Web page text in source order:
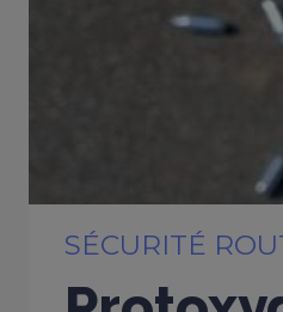
SÉCURITÉ